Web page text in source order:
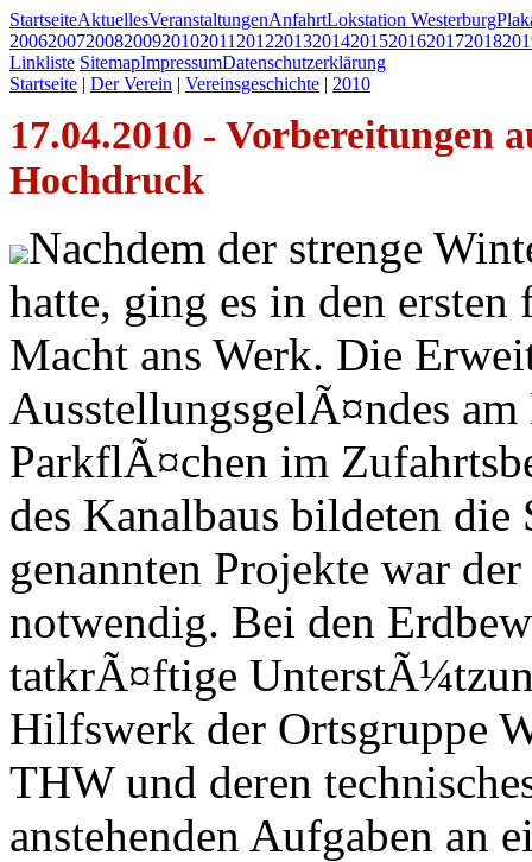
StartseiteAktuellesVeranstaltungenAnfahrtLokstation Westerburg
200620072008200920102011 2012201320142015201620172018
Linkliste SitemapImpressumDatenschutzerklärung
Startseite | Der Verein | Vereinsgeschichte | 2010
17.04.2010 - Vorbereitungen
Hochdruck
Nachdem der strenge
hatte, ging es in den
Macht ans Werk. Die
AusstellungsgelÃ¤ndes
ParkflÃ¤chen im
des Kanalbaus bildeten
genannten Projekte war
notwendig. Bei den
tatkrÃ¤ftige
Hilfswerk der Ortsgruppe
THW und deren
anstehenden Aufgaben an